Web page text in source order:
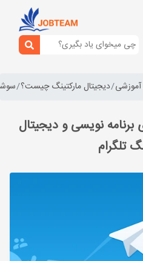
دیجیتال مارکتینگ چیست؟
برنامه نویسی و دیجیتال
تلگرام